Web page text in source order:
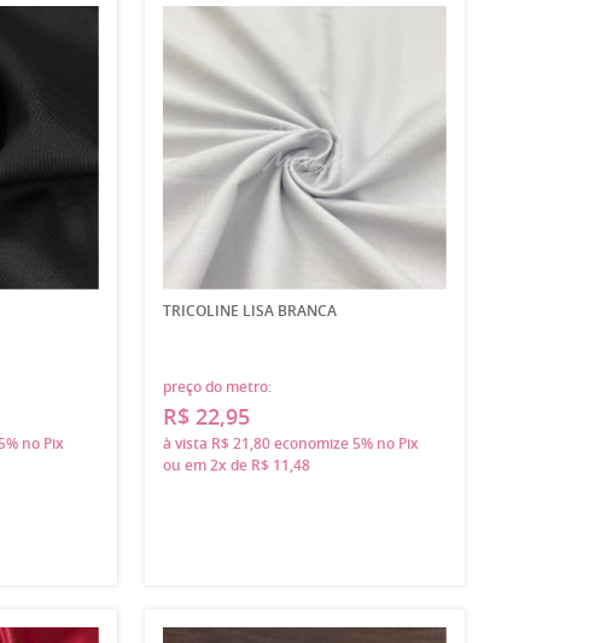
no Pix
TRICOLINE LISA BRANCA
preço do metro:
R$ 22,95
à vista R$ 21,80economize5% no Pix
ou em2x de R$ 11,48